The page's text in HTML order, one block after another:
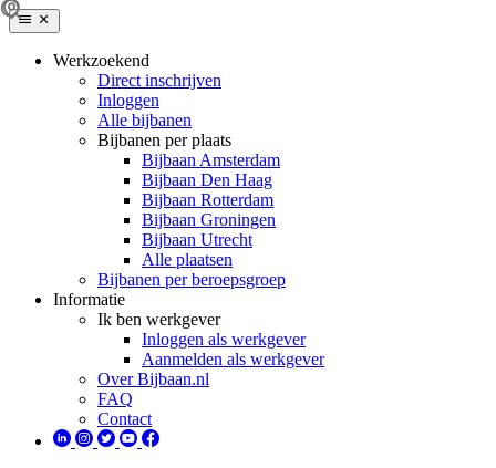
Werkzoekend
Direct inschrijven
Inloggen
Alle bijbanen
Bijbanen per plaats
Bijbaan Amsterdam
Bijbaan Den Haag
Bijbaan Rotterdam
Bijbaan Groningen
Bijbaan Utrecht
Alle plaatsen
Bijbanen per beroepsgroep
Informatie
Ik ben werkgever
Inloggen als werkgever
Aanmelden als werkgever
Over Bijbaan.nl
FAQ
Contact